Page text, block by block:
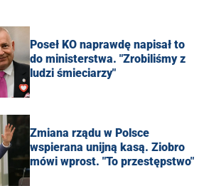
Poseł KO naprawdę napisał to
do ministerstwa. "Zrobiliśmy z
ludzi śmieciarzy"
Zmiana rządu w Polsce
wspierana unijną kasą. Ziobro
mówi wprost. "To przestępstwo"